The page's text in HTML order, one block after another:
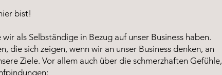
bist!
als Selbständige in Bezug auf unser Business haben.
die sich zeigen, wenn wir an unser Business denken, an
Ziele. Vor allem auch über die schmerzhaften Gefühle,